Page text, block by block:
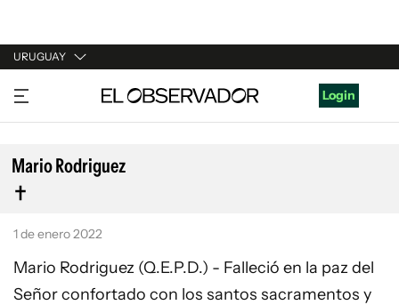
URUGUAY
URUGUAY
ARGENTINA
ESPAÑA
ESTADOS UNIDOS
Login
Mario Rodriguez
1 de enero 2022
Mario Rodriguez (Q.E.P.D.) - Falleció en la paz del
Señor confortado con los santos sacramentos y